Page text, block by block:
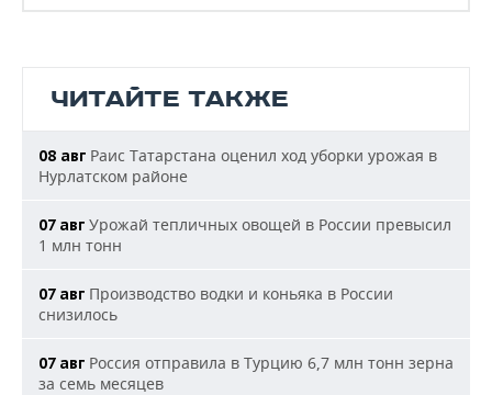
ЧИТАЙТЕ ТАКЖЕ
08 авг Раис Татарстана оценил ход уборки урожая в
Нурлатском районе
07 авг Урожай тепличных овощей в России превысил
1 млн тонн
07 авг Производство водки и коньяка в России
снизилось
07 авг Россия отправила в Турцию 6,7 млн тонн зерна
за семь месяцев